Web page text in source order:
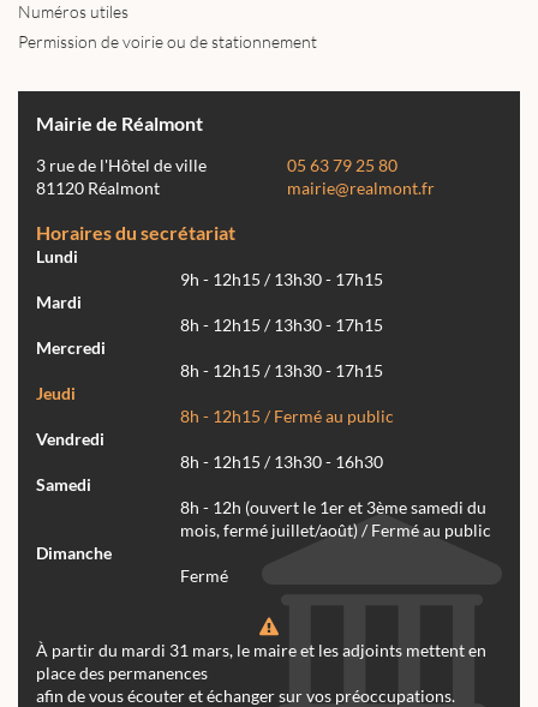
Numéros utiles
Permission de voirie ou de stationnement
Mairie de Réalmont
3 rue de l'Hôtel de ville
81120 Réalmont
05 63 79 25 80
mairie@realmont.fr
Horaires du secrétariat
Lundi
9h - 12h15 / 13h30 - 17h15
Mardi
8h - 12h15 / 13h30 - 17h15
Mercredi
8h - 12h15 / 13h30 - 17h15
Jeudi
8h - 12h15 / Fermé au public
Vendredi
8h - 12h15 / 13h30 - 16h30
Samedi
8h - 12h (ouvert le 1er et 3ème samedi du
mois, fermé juillet/août) / Fermé au public
Dimanche
Fermé
À partir du mardi 31 mars, le maire et les adjoints mettent en
place des permanences
afin de vous écouter et échanger sur vos préoccupations.